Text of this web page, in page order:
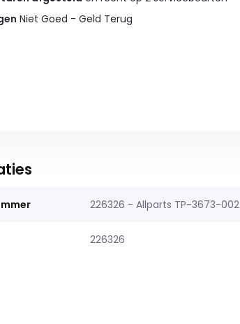
Niet Goed - Geld Terug
226326 - Allparts TP-3673-002
226326